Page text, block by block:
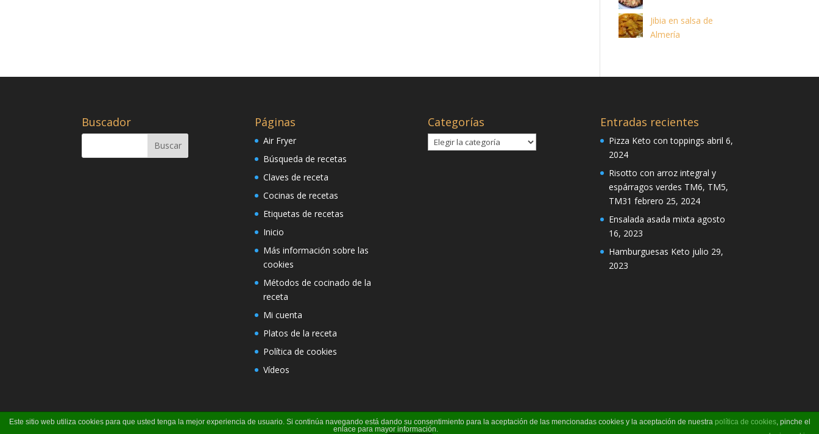
Jibia en salsa de
Almería
Buscador Páginas
Air Fryer
Búsqueda de recetas
Claves de receta
Cocinas de recetas
Etiquetas de recetas
Inicio
Más información sobre las
cookies
Métodos de cocinado de la
receta
Mi cuenta
Platos de la receta
Política de cookies
Vídeos
Categorías
Categorías
Entradas recientes
Pizza Keto con toppings abril 6,
2024
Risotto con arroz integral y
espárragos verdes TM6, TM5,
TM31 febrero 25, 2024
Ensalada asada mixta agosto
16, 2023
Hamburguesas Keto julio 29,
2023
Este sitio web utiliza cookies para que usted tenga la mejor experiencia de usuario. Si continúa navegando está dando su consentimiento para la aceptación de las mencionadas cookies y la aceptación de nuestra política de cookies, pinche el
enlace para mayor información.